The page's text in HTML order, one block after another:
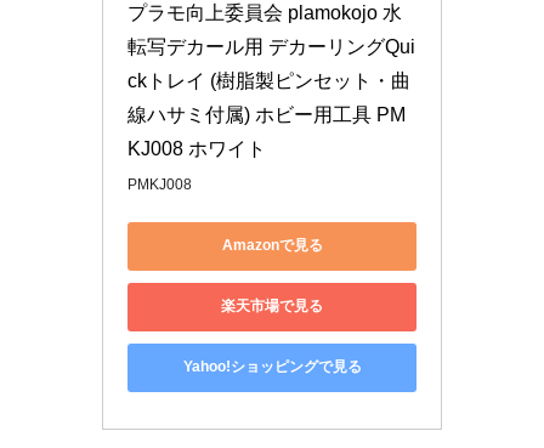
プラモ向上委員会 plamokojo 水
転写デカール用 デカーリングQui
ckトレイ (樹脂製ピンセット・曲
線ハサミ付属) ホビー用工具 PM
KJ008 ホワイト
PMKJ008
Amazonで見る
楽天市場で見る
Yahoo!ショッピングで見る